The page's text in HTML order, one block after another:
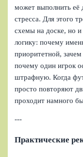
может выполнить её
стресса. Для этого
схемы на доске, но и
логику: почему
приоритетной,
почему один игрок
штрафную. Когда
просто повторяют
проходит намного
---
Практические